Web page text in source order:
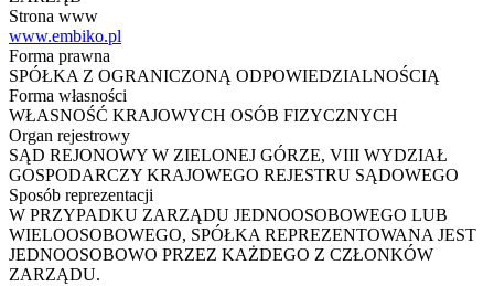
Strona www
www.embiko.pl
Forma prawna
SPÓŁKA Z OGRANICZONĄ ODPOWIEDZIALNOŚCIĄ
Forma własności
WŁASNOŚĆ KRAJOWYCH OSÓB FIZYCZNYCH
Organ rejestrowy
SĄD REJONOWY W ZIELONEJ GÓRZE, VIII WYDZIAŁ
GOSPODARCZY KRAJOWEGO REJESTRU SĄDOWEGO
Sposób reprezentacji
W PRZYPADKU ZARZĄDU JEDNOOSOBOWEGO LUB
WIELOOSOBOWEGO, SPÓŁKA REPREZENTOWANA JEST
JEDNOOSOBOWO PRZEZ KAŻDEGO Z CZŁONKÓW
ZARZĄDU.